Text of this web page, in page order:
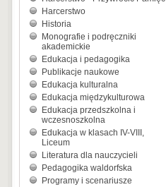
Harcerstwo
Historia
Monografie i podręczniki
akademickie
Edukacja i pedagogika
Publikacje naukowe
Edukacja kulturalna
Edukacja międzykulturowa
Edukacja przedszkolna i
wczesnoszkolna
Edukacja w klasach IV-VIII,
Liceum
Literatura dla nauczycieli
Pedagogika waldorfska
Programy i scenariusze